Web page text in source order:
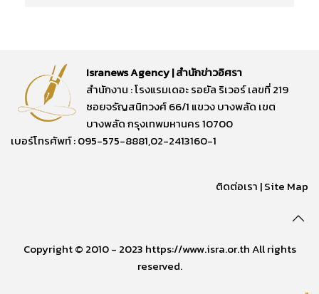
Isranews Agency | สำนักข่าวอิศรา
สำนักงาน : โรงแรมเดอะ รอยัล ริเวอร์ เลขที่ 219
ซอยจรัญสนิทวงศ์ 66/1 แขวง บางพลัด เขต
บางพลัด กรุงเทพมหานคร 10700
เบอร์โทรศัพท์ : 095-575-8881,02-2413160-1
ติดต่อเรา |Site Map
Copyright © 2010 - 2023 https://www.isra.or.th All rights
reserved.